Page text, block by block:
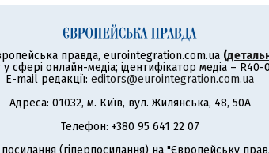
правда, eurointegration.com.ua (
у сфері онлайн-медіа; ідентифікатор медіа – R40-
E-mail редакції: editors@eurointegration.com.ua
Адреса: 01032, м. Київ, вул. Жилянська, 48, 50А
Телефон: +380 95 641 22 07
(гіперпосилання) на "Європейську